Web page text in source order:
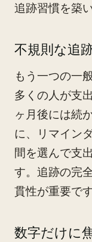
追跡習慣を築
不規則な追
もう一つの一
多くの人が支
ヶ月後には続
に、リマイン
間を選んで支
す。追跡の完
貫性が重要です
数字だけに